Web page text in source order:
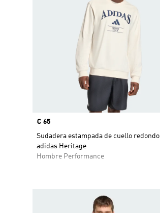
Precio
€ 65
Sudadera estampada de cuello redondo
adidas Heritage
Hombre Performance